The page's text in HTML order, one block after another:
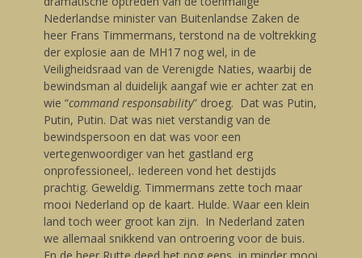
Nederlandse minister van Buitenlandse Zaken de
heer Frans Timmermans, terstond na de voltrekking
der explosie aan de MH17 nog wel, in de
Veiligheidsraad van de Verenigde Naties, waarbij de
bewindsman al duidelijk aangaf wie er achter zat en
wie “command responsability” droeg. Dat was Putin,
Putin, Putin. Dat was niet verstandig van de
bewindspersoon en dat was voor een
vertegenwoordiger van het gastland erg
onprofessioneel,. Iedereen vond het destijds
prachtig. Geweldig. Timmermans zette toch maar
mooi Nederland op de kaart. Hulde. Waar een klein
land toch weer groot kan zijn. In Nederland zaten
we allemaal snikkend van ontroering voor de buis.